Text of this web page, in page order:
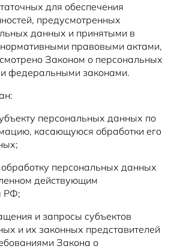
для обеспечения
предусмотренных
данных и принятыми в
нормативными правовыми актами,
Законом о персональных
федеральными законами.
персональных данных по
касающуюся обработки его
персональных данных
действующим
РФ;
и запросы субъектов
и их законных представителей
Закона о